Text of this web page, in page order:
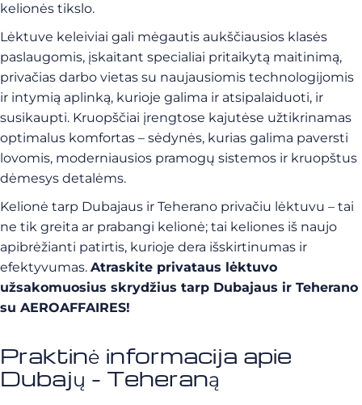
kelionės tikslo.
Lėktuve keleiviai gali mėgautis aukščiausios klasės
paslaugomis, įskaitant specialiai pritaikytą maitinimą,
privačias darbo vietas su naujausiomis technologijomis
ir intymią aplinką, kurioje galima ir atsipalaiduoti, ir
susikaupti. Kruopščiai įrengtose kajutėse užtikrinamas
optimalus komfortas – sėdynės, kurias galima paversti
lovomis, moderniausios pramogų sistemos ir kruopštus
dėmesys detalėms.
Kelionė tarp Dubajaus ir Teherano privačiu lėktuvu – tai
ne tik greita ar prabangi kelionė; tai keliones iš naujo
apibrėžianti patirtis, kurioje dera išskirtinumas ir
efektyvumas. Atraskite privataus lėktuvo
užsakomuosius skrydžius tarp Dubajaus ir Teherano
su AEROAFFAIRES!
Praktinė informacija apie
Dubajų - Teheraną